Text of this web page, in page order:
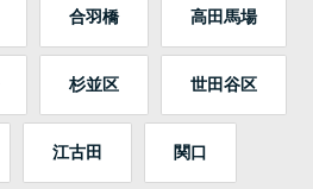
合羽橋 高田馬場
杉並区 世田谷区
江古田 関口